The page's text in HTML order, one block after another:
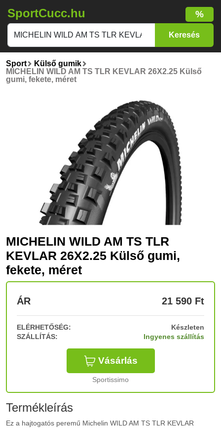
SportCucc.hu %
Sport
Külső gumik
MICHELIN WILD AM TS TLR KEVLAR 26X2.25 Külső
gumi, fekete, méret
MICHELIN WILD AM TS TLR
KEVLAR 26X2.25 Külső gumi,
fekete, méret
ÁR 21 590 Ft
ELÉRHETŐSÉG:
Készleten
SZÁLLÍTÁS:
Ingyenes szállítás
Vásárlás
Sportissimo
Termékleírás
Ez a hajtogatós peremű Michelin WILD AM TS TLR KEVLAR